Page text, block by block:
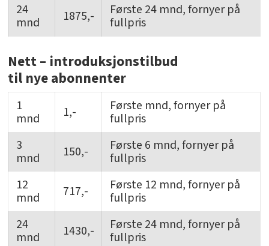
24
mnd 1875,- Første 24 mnd, fornyer på
fullpris
Nett – introduksjonstilbud
til nye abonnenter
1
mnd 1,- Første mnd, fornyer på
fullpris
3
mnd 150,- Første 6 mnd, fornyer på
fullpris
12
mnd 717,- Første 12 mnd, fornyer på
fullpris
24
mnd 1430,- Første 24 mnd, fornyer på
fullpris